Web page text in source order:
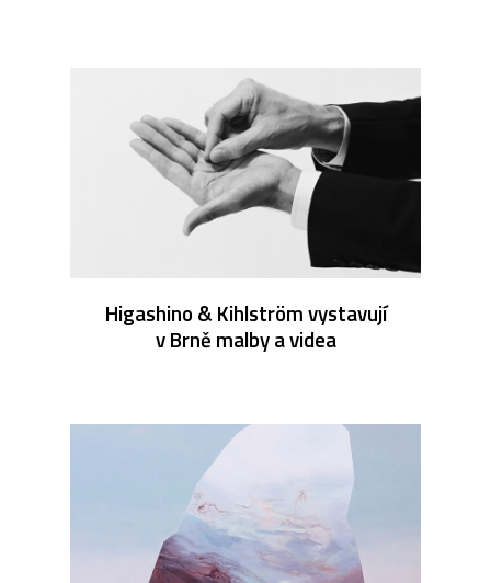
Higashino & Kihlström vystavují
v Brně malby a videa